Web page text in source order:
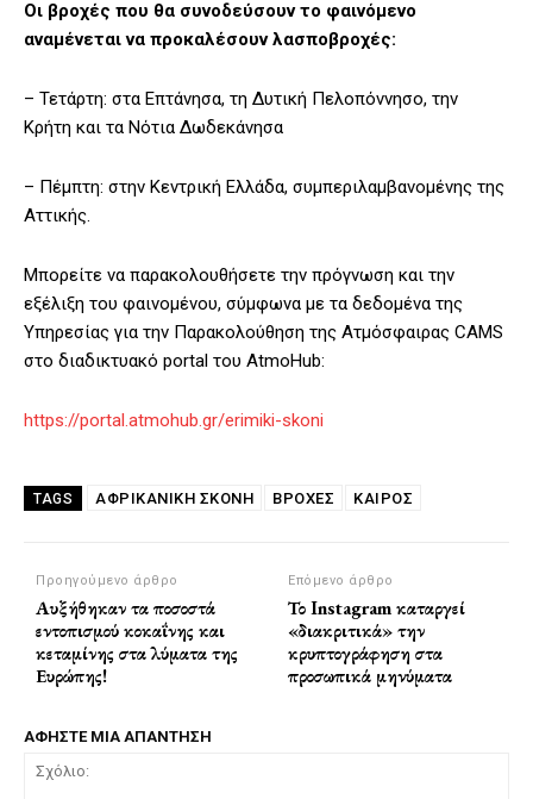
Οι βροχές που θα συνοδεύσουν το φαινόμενο
αναμένεται να προκαλέσουν λασποβροχές:
– Τετάρτη: στα Επτάνησα, τη Δυτική Πελοπόννησο, την
Κρήτη και τα Νότια Δωδεκάνησα
– Πέμπτη: στην Κεντρική Ελλάδα, συμπεριλαμβανομένης της
Αττικής.
Μπορείτε να παρακολουθήσετε την πρόγνωση και την
εξέλιξη του φαινομένου, σύμφωνα με τα δεδομένα της
Υπηρεσίας για την Παρακολούθηση της Ατμόσφαιρας CAMS
στο διαδικτυακό portal του AtmoHub:
https://portal.atmohub.gr/erimiki-skoni
TAGS ΑΦΡΙΚΑΝΙΚΉ ΣΚΌΝΗ ΒΡΟΧΈΣ ΚΑΙΡΟΣ
Προηγούμενο άρθρο
Αυξήθηκαν τα ποσοστά
εντοπισμού κοκαΐνης και
κεταμίνης στα λύματα της
Ευρώπης!
Επόμενο άρθρο
Το Instagram καταργεί
«διακριτικά» την
κρυπτογράφηση στα
προσωπικά μηνύματα
ΑΦΗΣΤΕ ΜΙΑ ΑΠΑΝΤΗΣΗ